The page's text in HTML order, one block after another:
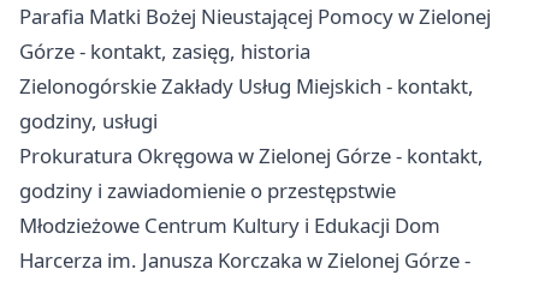
Parafia Matki Bożej Nieustającej Pomocy w Zielonej
Górze - kontakt, zasięg, historia
Zielonogórskie Zakłady Usług Miejskich - kontakt,
godziny, usługi
Prokuratura Okręgowa w Zielonej Górze - kontakt,
godziny i zawiadomienie o przestępstwie
Młodzieżowe Centrum Kultury i Edukacji Dom
Harcerza im. Janusza Korczaka w Zielonej Górze -